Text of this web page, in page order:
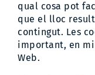
qual cosa pot
que el lloc
contingut. Les
important, en
Web.